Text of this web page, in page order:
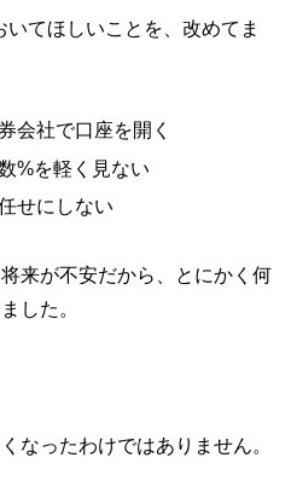
てほしいことを、改めてま
会社で口座を開く
%を軽く見ない
せにしない
来が不安だから、とにかく何
した。
なったわけではありません。